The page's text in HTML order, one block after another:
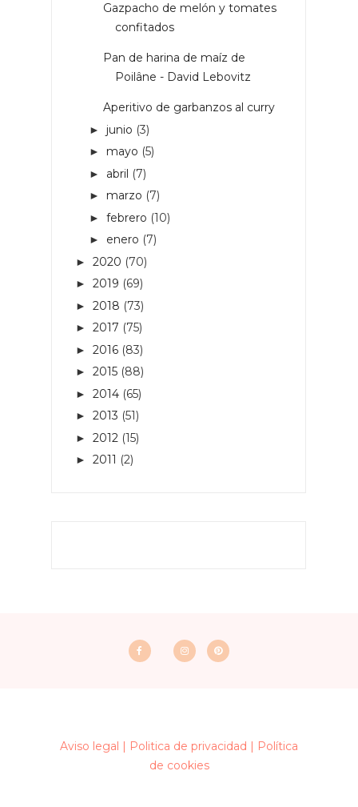
Gazpacho de melón y tomates
confitados
Pan de harina de maíz de
Poilâne - David Lebovitz
Aperitivo de garbanzos al curry
► junio (3)
► mayo (5)
► abril (7)
► marzo (7)
► febrero (10)
► enero (7)
► 2020 (70)
► 2019 (69)
► 2018 (73)
► 2017 (75)
► 2016 (83)
► 2015 (88)
► 2014 (65)
► 2013 (51)
► 2012 (15)
► 2011 (2)
Aviso legal | Politica de privacidad | Política
de cookies